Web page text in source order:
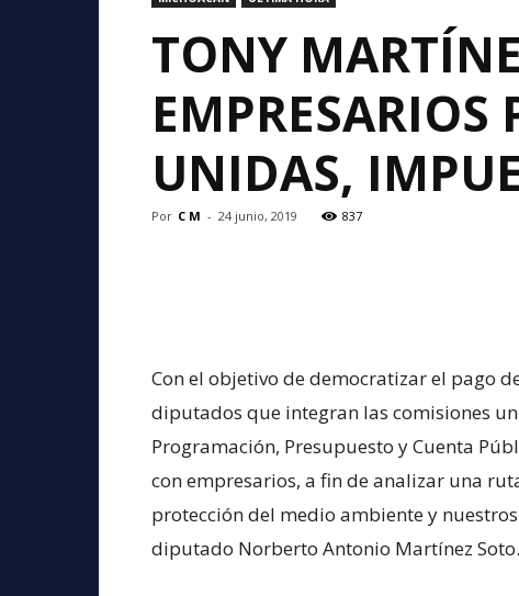
TONY
EMPRESARIOS
UNIDAS,
Por C M - 24 junio, 2019 837
Con el objetivo de democratizar el pago
diputados que integran las comisiones
Programación, Presupuesto y Cuenta
con empresarios, a fin de analizar una
protección del medio ambiente y
diputado Norberto Antonio Martínez Soto.